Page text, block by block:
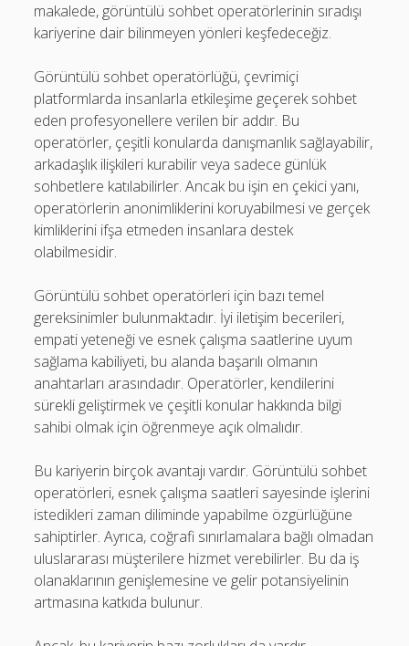
makalede, görüntülü sohbet operatörlerinin sıradışı
kariyerine dair bilinmeyen yönleri keşfedeceğiz.
Görüntülü sohbet operatörlüğü, çevrimiçi
platformlarda insanlarla etkileşime geçerek sohbet
eden profesyonellere verilen bir addır. Bu
operatörler, çeşitli konularda danışmanlık sağlayabilir,
arkadaşlık ilişkileri kurabilir veya sadece günlük
sohbetlere katılabilirler. Ancak bu işin en çekici yanı,
operatörlerin anonimliklerini koruyabilmesi ve gerçek
kimliklerini ifşa etmeden insanlara destek
olabilmesidir.
Görüntülü sohbet operatörleri için bazı temel
gereksinimler bulunmaktadır. İyi iletişim becerileri,
empati yeteneği ve esnek çalışma saatlerine uyum
sağlama kabiliyeti, bu alanda başarılı olmanın
anahtarları arasındadır. Operatörler, kendilerini
sürekli geliştirmek ve çeşitli konular hakkında bilgi
sahibi olmak için öğrenmeye açık olmalıdır.
Bu kariyerin birçok avantajı vardır. Görüntülü sohbet
operatörleri, esnek çalışma saatleri sayesinde işlerini
istedikleri zaman diliminde yapabilme özgürlüğüne
sahiptirler. Ayrıca, coğrafi sınırlamalara bağlı olmadan
uluslararası müşterilere hizmet verebilirler. Bu da iş
olanaklarının genişlemesine ve gelir potansiyelinin
artmasına katkıda bulunur.